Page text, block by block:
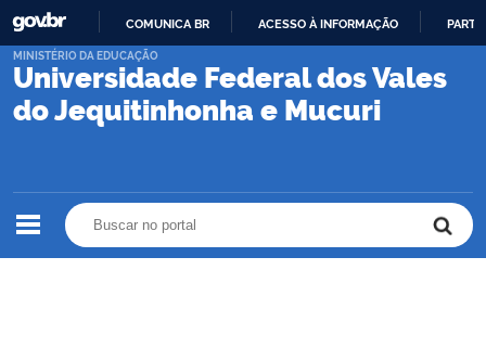
PARA
CONTEÚDO
COMUNICA BR ACESSO À INFORMAÇÃO
Universidade Federal dos Vales
do Jequitinhonha e Mucuri
MINISTÉRIO DA EDUCAÇÃO